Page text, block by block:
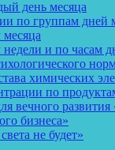
день месяца
по группам дней
и по часам
химических
по
вечного развития
бизнеса»
не будет»